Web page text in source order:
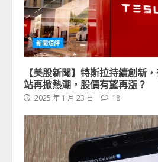
新聞短評
【美股新聞】特斯拉持續創新
站再掀熱潮，股價有望再漲？
2025 年 1 月 23 日 18